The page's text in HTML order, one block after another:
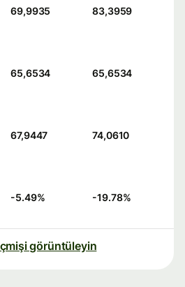
69,9935 83,3959
65,6534 65,6534
67,9447 74,0610
-5.49% -19.78%
görüntüleyin